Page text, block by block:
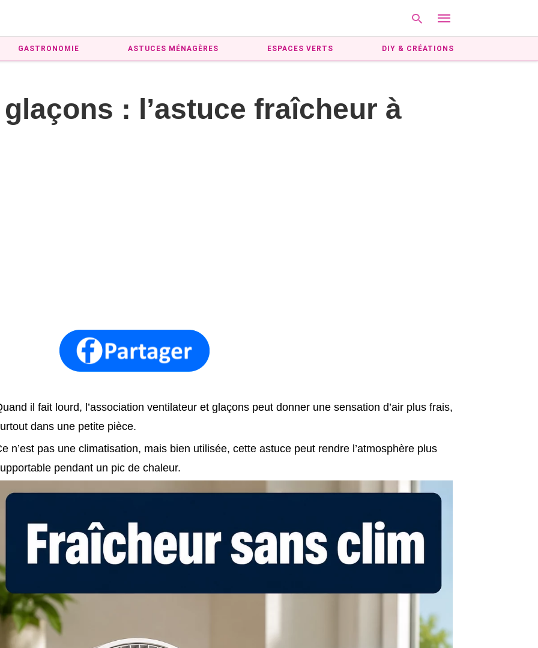
GASTRONOMIE ASTUCES MÉNAGÈRES ESPACES VERTS DIY & CRÉATIONS
: l’astuce fraîcheur à
il fait lourd, l’association ventilateur et glaçons peut donner une sensation d’air plus frais,
dans une petite pièce.
n’est pas une climatisation, mais bien utilisée, cette astuce peut rendre l’atmosphère plus
pendant un pic de chaleur.